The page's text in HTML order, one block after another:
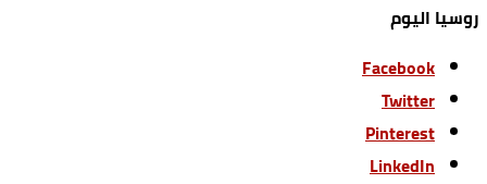
روسيا اليوم
Facebook
Twitter
Pinterest
LinkedIn